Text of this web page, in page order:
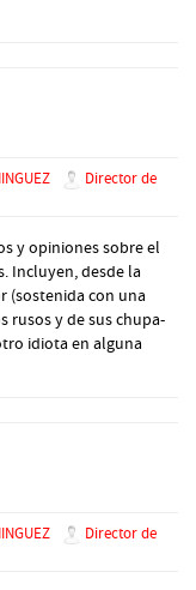
Director de
y opiniones sobre el
Incluyen, desde la
(sostenida con una
rusos y de sus chupa-
idiota en alguna
Director de